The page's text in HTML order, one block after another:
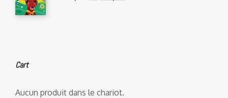
Cart
Aucun produit dans le chariot.